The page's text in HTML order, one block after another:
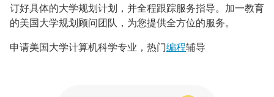
订好具体的大学规划计划，并全程跟踪服务指导。加一教育
的美国大学规划顾问团队，为您提供全方位的服务。
申请美国大学计算机科学专业，热门编程辅导